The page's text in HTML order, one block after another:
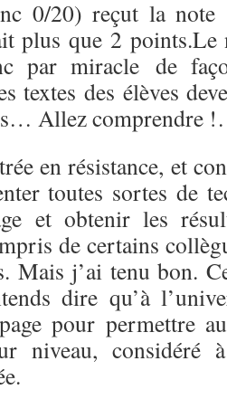
0/20) reçut la note
plus que 2 points.Le
par miracle de
textes des élèves
Allez comprendre
en résistance, et
toutes sortes de
et obtenir les
de certains
Mais j’ai tenu bon.
dire qu’à
pour permettre
niveau, considéré